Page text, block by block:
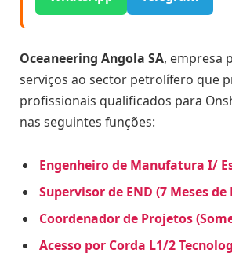
Oceaneering Angola SA, empresa
serviços ao sector petrolífero que
profissionais qualificados para
nas seguintes funções:
Engenheiro de Manufatura I/
Supervisor de END (7 Meses de
Coordenador de Projetos
Acesso por Corda L1/2